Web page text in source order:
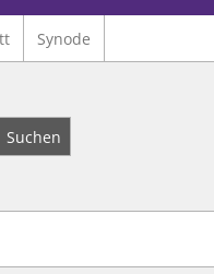
Synode
"*", Bsp.
finden Sie in
Suchen